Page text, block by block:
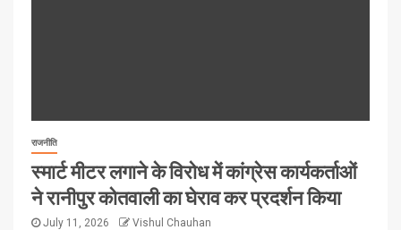
राजनीति
स्मार्ट मीटर लगाने के विरोध में कांग्रेस कार्यकर्ताओं
ने रानीपुर कोतवाली का घेराव कर प्रदर्शन किया
July 11, 2026 Vishul Chauhan